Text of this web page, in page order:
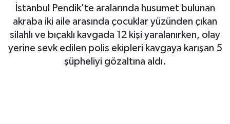
İstanbul Pendik'te aralarında husumet bulunan
akraba iki aile arasında çocuklar yüzünden çıkan
silahlı ve bıçaklı kavgada 12 kişi yaralanırken, olay
yerine sevk edilen polis ekipleri kavgaya karışan 5
şüpheliyi gözaltına aldı.
EKONOMİ
GÜNDEM
Tüm Manşetler
Son Dakika Haberleri